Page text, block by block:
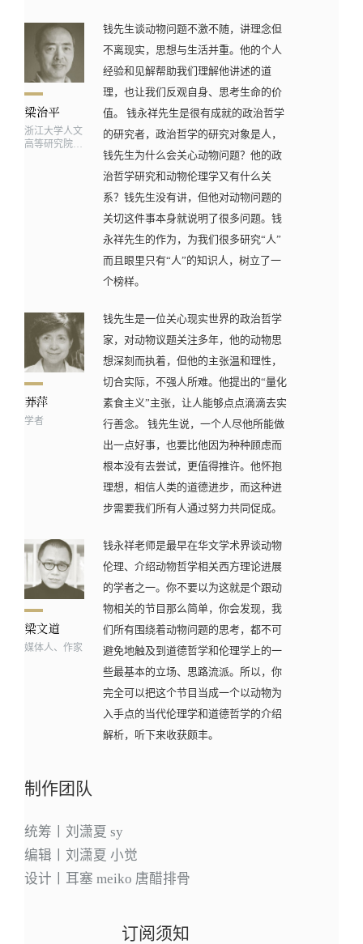
浙江大学人文
高等研究院、
钱先生谈动物问题不激不随，讲理念但
不离现实，思想与生活并重。他的个人
经验和见解帮助我们理解他讲述的道
理，也让我们反观自身、思考生命的价
值。 钱永祥先生是很有成就的政治哲学
的研究者，政治哲学的研究对象是人，
钱先生为什么会关心动物问题？他的政
治哲学研究和动物伦理学又有什么关
系？钱先生没有讲，但他对动物问题的
关切这件事本身就说明了很多问题。钱
永祥先生的作为，为我们很多研究“人”
而且眼里只有“人”的知识人，树立了一
个榜样。
学者
钱先生是一位关心现实世界的政治哲学
家，对动物议题关注多年，他的动物思
想深刻而执着，但他的主张温和理性，
切合实际，不强人所难。他提出的“量化
素食主义”主张，让人能够点点滴滴去实
行善念。 钱先生说，一个人尽他所能做
出一点好事，也要比他因为种种顾虑而
根本没有去尝试，更值得推许。他怀抱
理想，相信人类的道德进步，而这种进
步需要我们所有人通过努力共同促成。
媒体人、作家
钱永祥老师是最早在华文学术界谈动物
伦理、介绍动物哲学相关西方理论进展
的学者之一。你不要以为这就是个跟动
物相关的节目那么简单，你会发现，我
们所有围绕着动物问题的思考，都不可
避免地触及到道德哲学和伦理学上的一
些最基本的立场、思路流派。所以，你
完全可以把这个节目当成一个以动物为
入手点的当代伦理学和道德哲学的介绍
解析，听下来收获颇丰。
制作团队
统筹丨刘潇夏 sy
编辑丨刘潇夏 小觉
设计丨耳塞 meiko 唐醋排骨
订阅须知